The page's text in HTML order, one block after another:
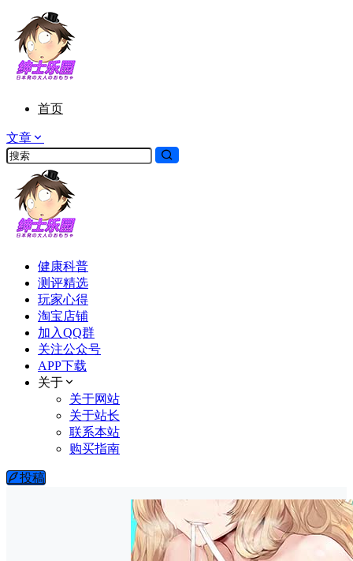
首页
文章
健康科普
测评精选
玩家心得
淘宝店铺
加入QQ群
关注公众号
APP下载
关于
关于网站
关于站长
联系本站
购买指南
投稿